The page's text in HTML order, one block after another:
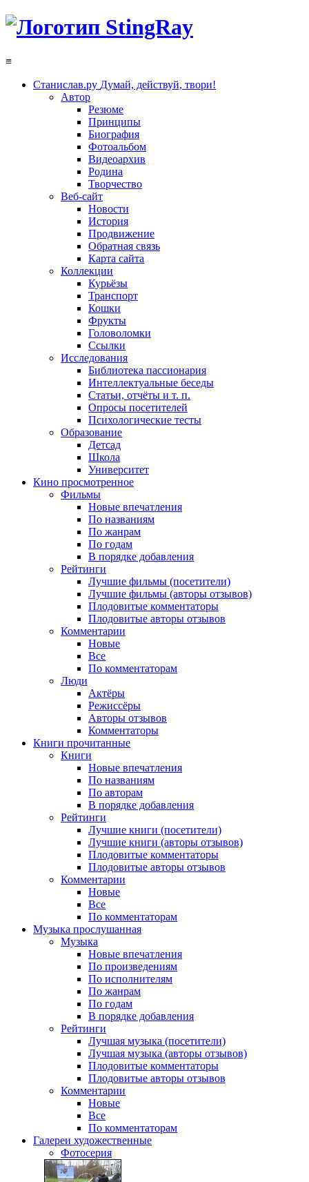
≡
Станислав.ру Думай, действуй, твори!
Автор
Резюме
Принципы
Биография
Фотоальбом
Видеоархив
Родина
Творчество
Веб-сайт
Новости
История
Продвижение
Обратная связь
Карта сайта
Коллекции
Курьёзы
Транспорт
Кошки
Фрукты
Головоломки
Ссылки
Исследования
Библиотека пассионария
Интеллектуальные беседы
Статьи, отчёты и т. п.
Опросы посетителей
Психологические тесты
Образование
Детсад
Школа
Университет
Кино просмотренное
Фильмы
Новые впечатления
По названиям
По жанрам
По годам
В порядке добавления
Рейтинги
Лучшие фильмы (посетители)
Лучшие фильмы (авторы отзывов)
Плодовитые комментаторы
Плодовитые авторы отзывов
Комментарии
Новые
Все
По комментаторам
Люди
Актёры
Режиссёры
Авторы отзывов
Комментаторы
Книги прочитанные
Книги
Новые впечатления
По названиям
По авторам
В порядке добавления
Рейтинги
Лучшие книги (посетители)
Лучшие книги (авторы отзывов)
Плодовитые комментаторы
Плодовитые авторы отзывов
Комментарии
Новые
Все
По комментаторам
Музыка прослушанная
Музыка
Новые впечатления
По произведениям
По исполнителям
По жанрам
По годам
В порядке добавления
Рейтинги
Лучшая музыка (посетители)
Лучшая музыка (авторы отзывов)
Плодовитые комментаторы
Плодовитые авторы отзывов
Комментарии
Новые
Все
По комментаторам
Галереи художественные
Фотосерия